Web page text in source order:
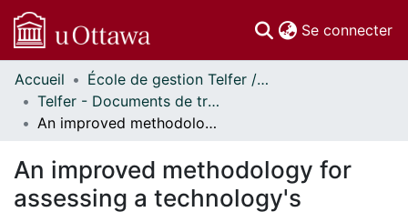
Se connecter
Communautés
et collections
Parcourir
À propos
Accueil
École de gestion Telfer // Telfer School of Management
Telfer - Documents de travail // Telfer - Working Papers
An improved methodology for assessing a technology's commercialization strategy
An improved methodology for
assessing a technology's